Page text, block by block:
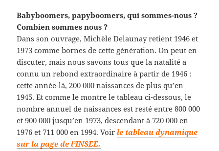
Babyboomers, papyboomers, qui sommes-nous ?
Combien sommes nous ?
Dans son ouvrage, Michèle Delaunay retient 1946 et
1973 comme bornes de cette génération. On peut en
discuter, mais nous savons tous que la natalité a
connu un rebond extraordinaire à partir de 1946 :
cette année-là, 200 000 naissances de plus qu’en
1945. Et comme le montre le tableau ci-dessous, le
nombre annuel de naissances est resté entre 800 000
et 900 000 jusqu’en 1973, descendant à 720 000 en
1976 et 711 000 en 1994. Voirle tableau dynamique
sur la page de l’INSEE.